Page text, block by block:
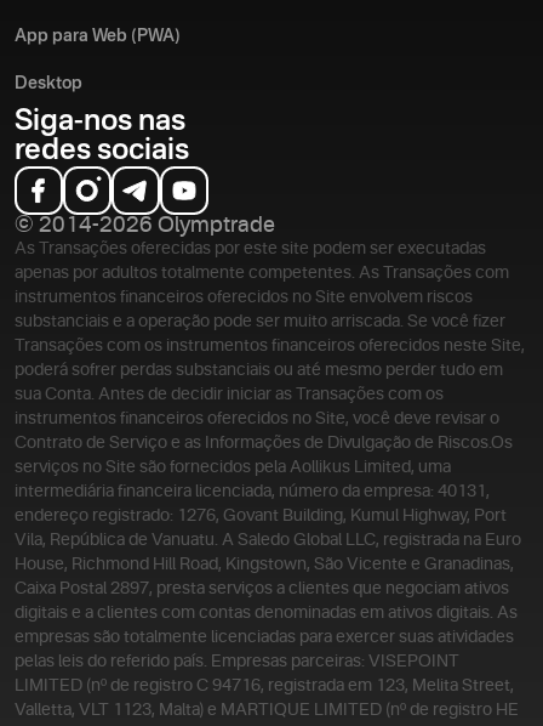
App para Web (PWA)
Desktop
Siga-nos nas
redes sociais
© 2014-2026 Olymptrade
As Transações oferecidas por este site podem ser executadas
apenas por adultos totalmente competentes. As Transações com
instrumentos financeiros oferecidos no Site envolvem riscos
substanciais e a operação pode ser muito arriscada. Se você fizer
Transações com os instrumentos financeiros oferecidos neste Site,
poderá sofrer perdas substanciais ou até mesmo perder tudo em
sua Conta. Antes de decidir iniciar as Transações com os
instrumentos financeiros oferecidos no Site, você deve revisar o
Contrato de Serviço e as Informações de Divulgação de Riscos.Os
serviços no Site são fornecidos pela Aollikus Limited, uma
intermediária financeira licenciada, número da empresa: 40131,
endereço registrado: 1276, Govant Building, Kumul Highway, Port
Vila, República de Vanuatu. A Saledo Global LLC, registrada na Euro
House, Richmond Hill Road, Kingstown, São Vicente e Granadinas,
Caixa Postal 2897, presta serviços a clientes que negociam ativos
digitais e a clientes com contas denominadas em ativos digitais. As
empresas são totalmente licenciadas para exercer suas atividades
pelas leis do referido país. Empresas parceiras: VISEPOINT
LIMITED (nº de registro C 94716, registrada em 123, Melita Street,
Valletta, VLT 1123, Malta) e MARTIQUE LIMITED (nº de registro HE